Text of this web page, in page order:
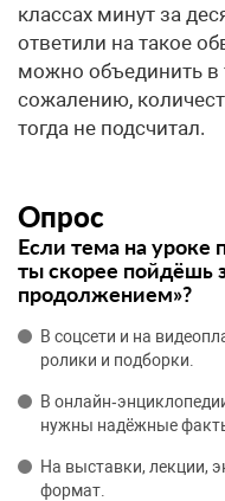
классах минут за
ответили на такое
можно объединить в
сожалению,
тогда не подсчитал.
Опрос
Если тема на уроке
ты скорее пойдёшь
продолжением»?
В соцсети и на
ролики и подборки.
В
нужны надёжные
На выставки, лекции,
формат.